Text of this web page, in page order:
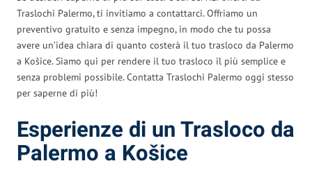
Traslochi Palermo, ti invitiamo a contattarci. Offriamo un
preventivo gratuito e senza impegno, in modo che tu possa
avere un’idea chiara di quanto costerà il tuo trasloco da Palermo
a Košice. Siamo qui per rendere il tuo trasloco il più semplice e
senza problemi possibile. Contatta Traslochi Palermo oggi stesso
per saperne di più!
Esperienze di un Trasloco da
Palermo a Košice